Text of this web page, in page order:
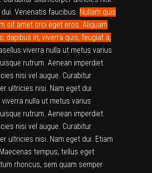
dui. Venenatis faucibus. Nullam quis
sit amet orci eget eros. Aliquam
dapibus in, viverra quis, feugiat a,
viverra nulla ut metus varius
rutrum. Aenean imperdiet.
nisi vel augue. Curabitur
ultricies nisi. Nam eget dui.
viverra nulla ut metus varius
rutrum. Aenean imperdiet.
nisi vel augue. Curabitur
ultricies nisi. Nam eget dui. Etiam
tempus, tellus eget
rhoncus, sem quam semper